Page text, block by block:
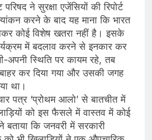
ने सुरक्षा एजेंसियों की रिपोर्ट
करने के बाद यह माना कि भारत
कोई विशेष खतरा नहीं है। इसके
में बदलाव करने से इनकार कर
अपनी स्थिति पर कायम रहे, तब
बाहर कर दिया गया और उसकी जगह
था।
पत्र ‘प्रोथम आलो’ से बातचीत में
को इस फैसले में वास्तव में कोई
बताया कि जनवरी में सरकारी